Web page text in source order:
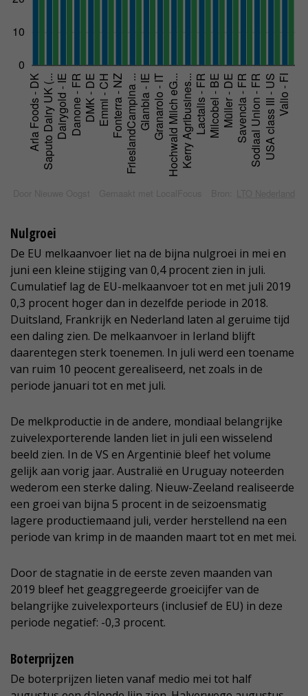
Nulgroei
De EU melkaanvoer liet na de bijna nulgroei in mei en
juni een kleine stijging van 0,4 procent zien in juli.
Cumulatief lag de EU-melkaanvoer tot en met juli 2019
0,3 procent hoger dan in dezelfde periode in 2018.
Duitsland, Frankrijk en Nederland laten al geruime tijd
een daling zien. De melkaanvoer in Ierland blijft
daarentegen sterk toenemen. In juli werd een toename
van ruim 10 peocent gerealiseerd, net zoals in de
periode januari tot en met juli.
De melkproductie in de andere, mondiaal belangrijke
zuivelexporterende landen liet in juli een wisselend
beeld zien. In de VS en Argentinië bleef het volume
gelijk aan vorig jaar. Australië en Uruguay noteerden
wederom een sterke daling. Nieuw-Zeeland realiseerde
een groei van bijna 5 procent in de seizoensmatig
lagere productiemaand juli, verder herstellend na een
periode van krimp in de maanden maart tot en met mei.
Door de stagnatie in de eerste zeven maanden van
2019 bleef het geaggregeerde groeicijfer van de
belangrijke zuivelexporteurs (inclusief de EU) in deze
periode negatief: -0,3 procent.
Boterprijzen
De boterprijzen lieten vanaf medio mei tot half